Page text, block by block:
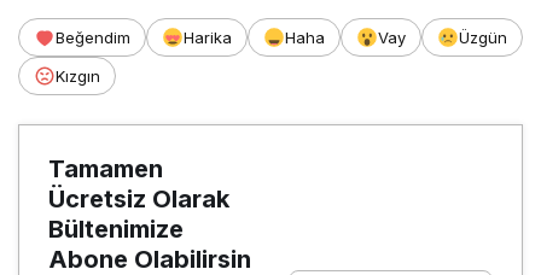
Beğendim Harika Haha Vay
Üzgün
Kızgın
Tamamen
Ücretsiz Olarak
Bültenimize
Abone Olabilirsin